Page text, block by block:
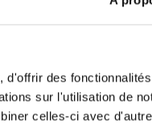
des
sur l'utilisation de
celles-ci avec
352